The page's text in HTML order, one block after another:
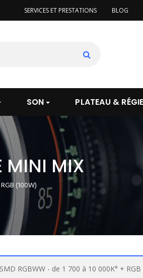
SERVICES ET PRESTATIONS BLOG
SON PLATEAU & RÉGIE
MINI MIX
(100W)
RGBWW - de 1 700 à 10 000K° + RGB